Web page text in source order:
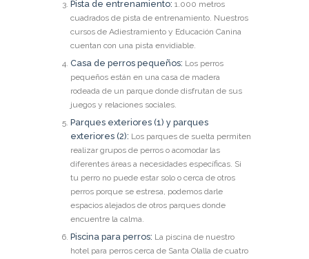
Pista de entrenamiento: 1.000 metros
cuadrados de pista de entrenamiento. Nuestros
cursos de Adiestramiento y Educación Canina
cuentan con una pista envidiable.
Casa de perros pequeños: Los perros
pequeños están en una casa de madera
rodeada de un parque donde disfrutan de sus
juegos y relaciones sociales.
Parques exteriores (1) y parques
exteriores (2): Los parques de suelta permiten
realizar grupos de perros o acomodar las
diferentes áreas a necesidades específicas. Si
tu perro no puede estar solo o cerca de otros
perros porque se estresa, podemos darle
espacios alejados de otros parques donde
encuentre la calma.
Piscina para perros: La piscina de nuestro
hotel para perros cerca de Santa Olalla de cuatro